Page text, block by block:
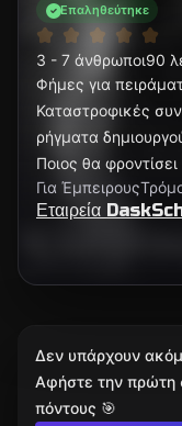
Επαληθεύτηκε
3 - 7 άνθρωποι90
Φήμες για
Καταστροφικές
ρήγματα
Ποιος θα
Για Έμπειρους
Εταιρεία
Δεν υπάρχουν
Αφήστε την πρώτη
πόντους 🎯